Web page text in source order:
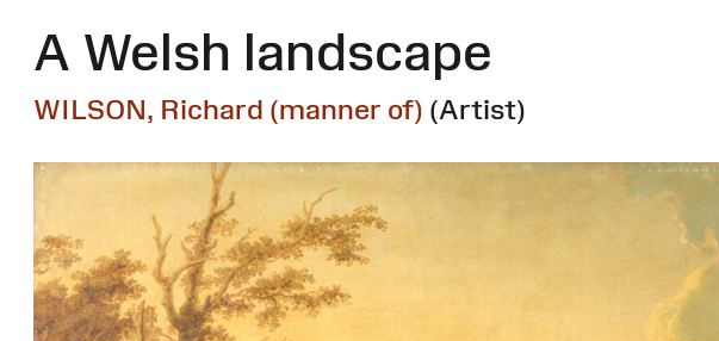
A Welsh landscape
WILSON, Richard (manner of) (Artist)